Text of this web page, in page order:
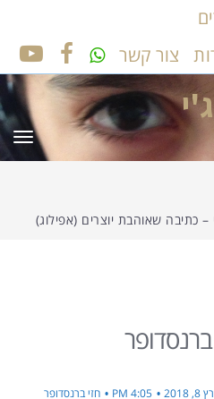
צור קשר
שאוהבת יוצרים (אפילוג)
ברנסדופר
2018
4:05 PM חזי ברנסדופר